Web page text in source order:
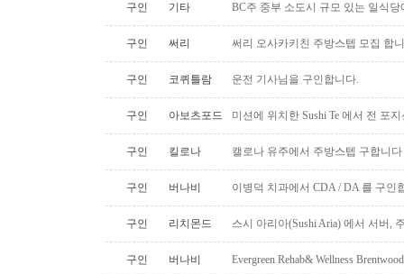
구인 기타 BC주 중부 소도시 규모 있는 일식
구인 써리 써리 오사카키친 주방스텝 모집 합
구인 코퀴틀람 운전 기사님을 구인합니다.
구인 아보츠포드 미션에 위치한 Sushi Te 에서 전 포
구인 킬로나 캘로나 유주에서 주방스텝 구합니다
구인 버나비 이병덕 치과에서 CDA / DA 를 구인
구인 리치몬드 스시 아리아(Sushi Aria) 에서 서버,
구인 버나비 Evergreen Rehab& Wellness